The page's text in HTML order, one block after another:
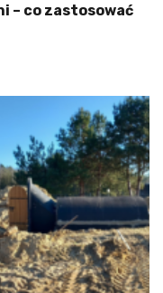
– co zastosować